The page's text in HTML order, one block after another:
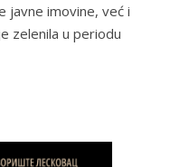
javne imovine, već i
zelenila u periodu